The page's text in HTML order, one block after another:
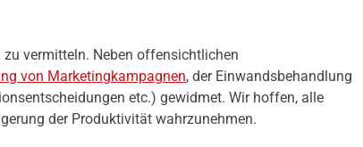
vermitteln. Neben offensichtlichen
von Marketingkampagnen, der Einwandsbehandlung
etc.) gewidmet. Wir hoffen, alle
der Produktivität wahrzunehmen.